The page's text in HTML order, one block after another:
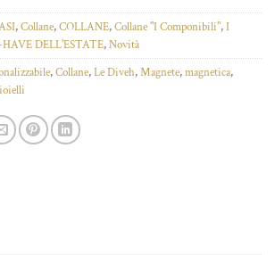
,Collane,COLLANE,Collane "I Componibili",I
DELL'ESTATE,Novità
,Collane,Le Diveh,Magnete,magnetica,